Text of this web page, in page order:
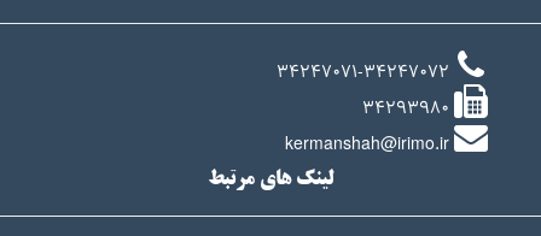
34247071-34247072
34293980
kermanshah@irimo.ir
لینک های مرتبط